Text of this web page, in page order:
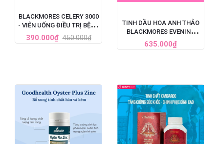
BLACKMORES CELERY 3000
- VIÊN UỐNG ĐIỀU TRỊ BỆNH
GOUT CỦA ÚC, HỘP 50 VIÊN
390.000₫ 450.000₫
TINH DẦU HOA ANH THẢO
BLACKMORES EVENING
PRIMROSE OIL ÚC, HỘP 190
VIÊN
635.000₫